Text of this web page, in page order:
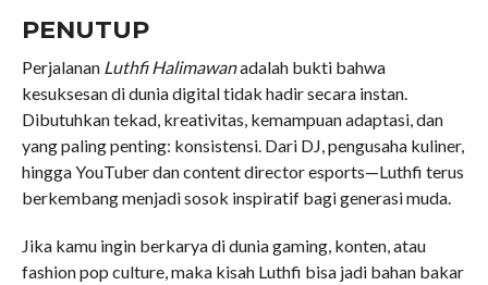
PENUTUP
Perjalanan Luthfi Halimawanadalah bukti bahwa
kesuksesan di dunia digital tidak hadir secara instan.
Dibutuhkan tekad, kreativitas, kemampuan adaptasi, dan
yang paling penting: konsistensi. Dari DJ, pengusaha kuliner,
hingga YouTuber dan content director esports—Luthfi terus
berkembang menjadi sosok inspiratif bagi generasi muda.
Jika kamu ingin berkarya di dunia gaming, konten, atau
fashion pop culture, maka kisah Luthfi bisa jadi bahan bakar